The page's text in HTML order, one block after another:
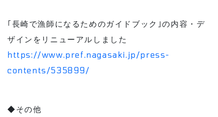
｢長崎で漁師になるためのガイドブック｣の内容・デ
ザインをリニューアルしました
https://www.pref.nagasaki.jp/press-
contents/535899/
◆その他